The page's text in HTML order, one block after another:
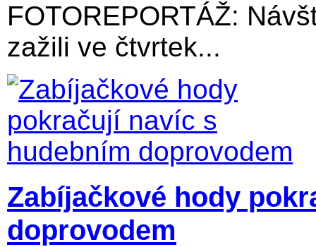
FOTOREPORTÁŽ:
zažili ve čtvrtek...
Zabíjačkové hody
doprovodem